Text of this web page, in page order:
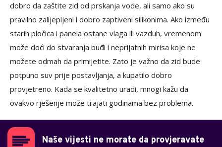
dobro da zaštite zid od prskanja vode, ali samo ako su
pravilno zalijepljeni i dobro zaptiveni silikonima. Ako između
starih pločica i panela ostane vlaga ili vazduh, vremenom
može doći do stvaranja buđi i neprijatnih mirisa koje ne
možete odmah da primijetite. Zato je važno da zid bude
potpuno suv prije postavljanja, a kupatilo dobro
provjetreno. Kada se kvalitetno uradi, mnogi kažu da
ovakvo rješenje može trajati godinama bez problema.
Naše vijesti ne morate da provjeravate